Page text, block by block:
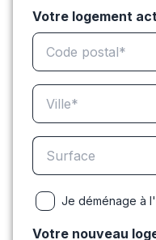
Votre logement
Je déménage à
Votre nouveau